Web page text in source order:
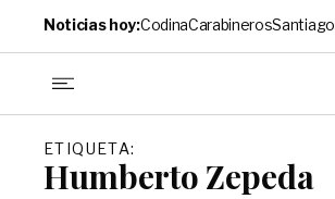
Noticias hoy:CodinaCarabinerosSantiago
ETIQUETA:
Humberto Zepeda